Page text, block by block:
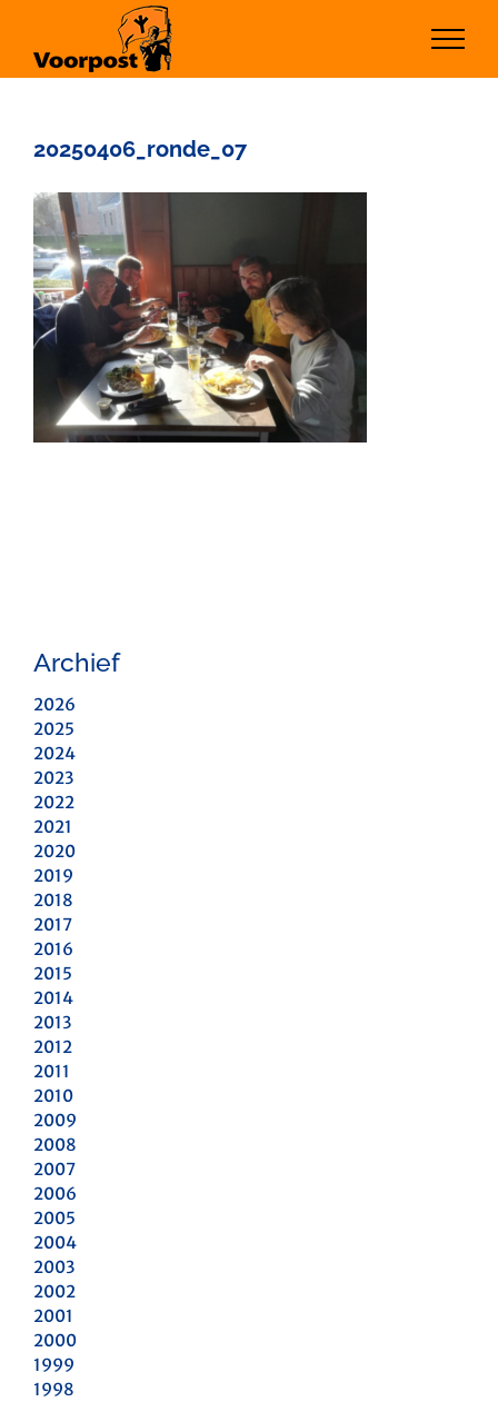
inhoud
20250406_ronde_07
Archief
2026
2025
2024
2023
2022
2021
2020
2019
2018
2017
2016
2015
2014
2013
2012
2011
2010
2009
2008
2007
2006
2005
2004
2003
2002
2001
2000
1999
1998